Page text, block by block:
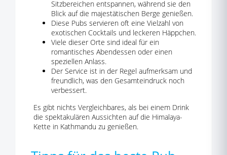
Sitzbereichen entspannen, während sie den
Blick auf die majestätischen Berge genießen.
Diese Pubs servieren oft eine Vielzahl von
exotischen Cocktails und leckeren Häppchen.
Viele dieser Orte sind ideal für ein
romantisches Abendessen oder einen
speziellen Anlass.
Der Service ist in der Regel aufmerksam und
freundlich, was den Gesamteindruck noch
verbessert.
Es gibt nichts Vergleichbares, als bei einem Drink
die spektakulären Aussichten auf die Himalaya-
Kette in Kathmandu zu genießen.